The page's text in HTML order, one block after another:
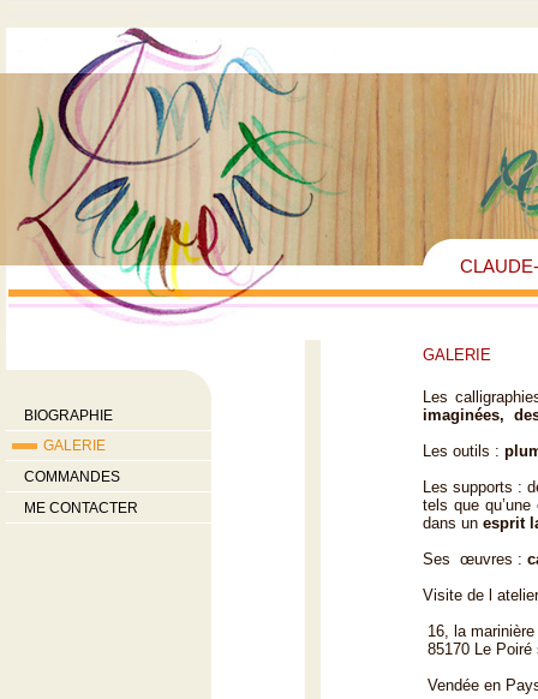
BIOGRAPHIE
GALERIE
COMMANDES
ME CONTACTER
GALERIE
Les
imaginées,
Les outils :
Les supports :
tels que qu’une
dans un esprit
Ses œuvres :
Visite de l
16, la marinière
85170 Le Poiré
Vendée en